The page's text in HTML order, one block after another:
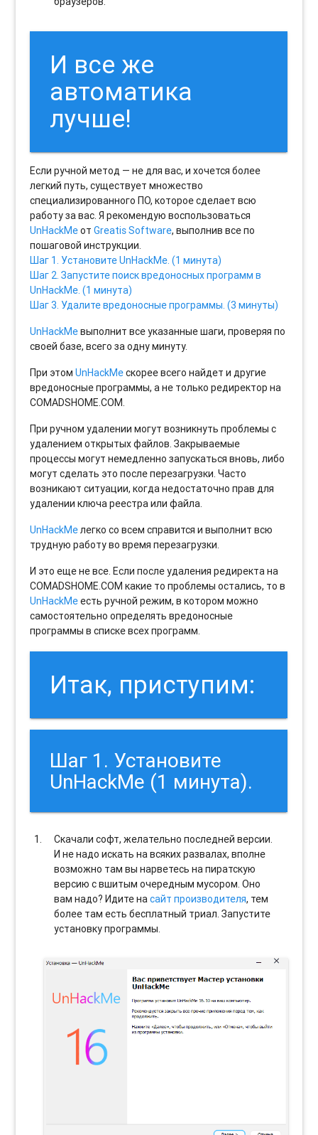
И все же
автоматика
лучше!
Если ручной метод — не для вас, и хочется более
легкий путь, существует множество
специализированного ПО, которое сделает всю
работу за вас. Я рекомендую воспользоваться
UnHackMeотGreatis Software, выполнив все по
пошаговой инструкции.
Шаг 1. Установите UnHackMe. (1 минута)
Шаг 2. Запустите поиск вредоносных программ в
UnHackMe. (1 минута)
Шаг 3. Удалите вредоносные программы. (3 минуты)
UnHackMeвыполнит все указанные шаги, проверяя по
своей базе, всего за одну минуту.
При этомUnHackMeскорее всего найдет и другие
вредоносные программы, а не только редиректор на
COMADSHOME.COM.
При ручном удалении могут возникнуть проблемы с
удалением открытых файлов. Закрываемые
процессы могут немедленно запускаться вновь, либо
могут сделать это после перезагрузки. Часто
возникают ситуации, когда недостаточно прав для
удалении ключа реестра или файла.
UnHackMeлегко со всем справится и выполнит всю
трудную работу во время перезагрузки.
И это еще не все. Если после удаления редиректа на
COMADSHOME.COM какие то проблемы остались, то в
UnHackMeесть ручной режим, в котором можно
самостоятельно определять вредоносные
программы в списке всех программ.
Итак, приступим:
Шаг 1. Установите
UnHackMe (1 минута).
Скачали софт, желательно последней версии.
И не надо искать на всяких развалах, вполне
возможно там вы нарветесь на пиратскую
версию с вшитым очередным мусором. Оно
вам надо? Идите насайт производителя, тем
более там есть бесплатный триал. Запустите
установку программы.